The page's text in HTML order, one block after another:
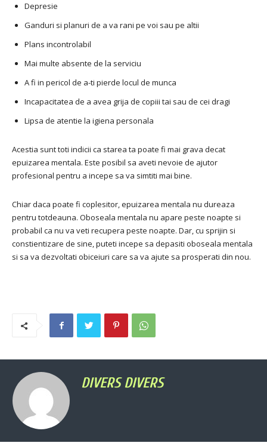
Depresie
Ganduri si planuri de a va rani pe voi sau pe altii
Plans incontrolabil
Mai multe absente de la serviciu
A fi in pericol de a-ti pierde locul de munca
Incapacitatea de a avea grija de copiii tai sau de cei dragi
Lipsa de atentie la igiena personala
Acestia sunt toti indicii ca starea ta poate fi mai grava decat
epuizarea mentala. Este posibil sa aveti nevoie de ajutor
profesional pentru a incepe sa va simtiti mai bine.
Chiar daca poate fi coplesitor, epuizarea mentala nu dureaza
pentru totdeauna. Oboseala mentala nu apare peste noapte si
probabil ca nu va veti recupera peste noapte. Dar, cu sprijin si
constientizare de sine, puteti incepe sa depasiti oboseala mentala
si sa va dezvoltati obiceiuri care sa va ajute sa prosperati din nou.
DIVERS DIVERS